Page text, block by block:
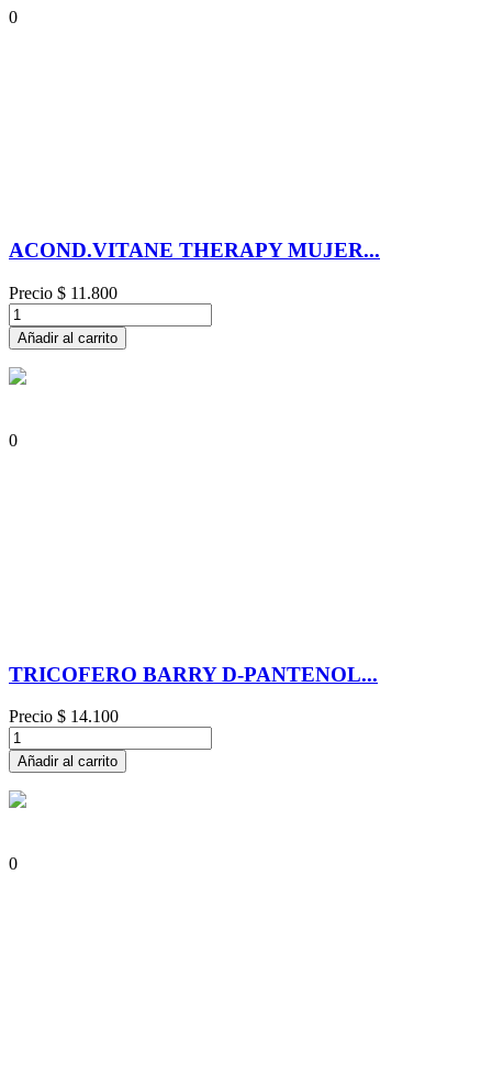
0
ACOND.VITANE THERAPY MUJER...
Precio $ 11.800
Añadir al carrito
0
TRICOFERO BARRY D-PANTENOL...
Precio $ 14.100
Añadir al carrito
0